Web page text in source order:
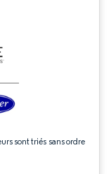
sont triés sans ordre
une attribution sous CC